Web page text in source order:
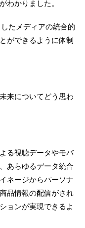
わかりました。
たメディアの統合的
ができるように体制
来についてどう思わ
る視聴データやモバ
あらゆるデータ統合
ネージからパーソナ
品情報の配信がされ
ョンが実現できるよ